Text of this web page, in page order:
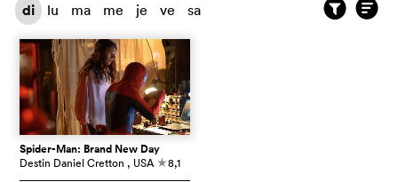
di lu ma me je ve sa
Spider-Man: Brand New Day
Destin Daniel Cretton , USA c8,1